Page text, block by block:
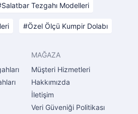
Salatbar Tezgahı Modelleri
Özel Ölçü Kumpir Dolabı
MAĞAZA
Müşteri Hizmetleri
Hakkımızda
İletişim
Veri Güveniği Politikası